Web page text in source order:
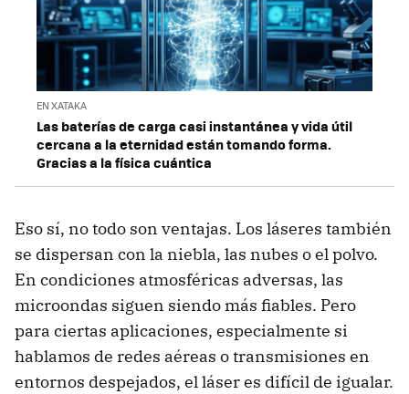
EN XATAKA
Las baterías de carga casi instantánea y vida útil
cercana a la eternidad están tomando forma.
Gracias a la física cuántica
Eso sí, no todo son ventajas. Los láseres también
se dispersan con la niebla, las nubes o el polvo.
En condiciones atmosféricas adversas, las
microondas siguen siendo más fiables. Pero
para ciertas aplicaciones, especialmente si
hablamos de redes aéreas o transmisiones en
entornos despejados, el láser es difícil de igualar.